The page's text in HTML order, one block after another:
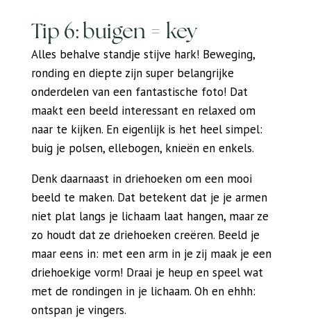
Tip 6: buigen = key
Alles behalve standje stijve hark! Beweging,
ronding en diepte zijn super belangrijke
onderdelen van een fantastische foto! Dat
maakt een beeld interessant en relaxed om
naar te kijken. En eigenlijk is het heel simpel:
buig je polsen, ellebogen, knieën en enkels.
Denk daarnaast in driehoeken om een mooi
beeld te maken. Dat betekent dat je je armen
niet plat langs je lichaam laat hangen, maar ze
zo houdt dat ze driehoeken creëren. Beeld je
maar eens in: met een arm in je zij maak je een
driehoekige vorm! Draai je heup en speel wat
met de rondingen in je lichaam. Oh en ehhh:
ontspan je vingers.